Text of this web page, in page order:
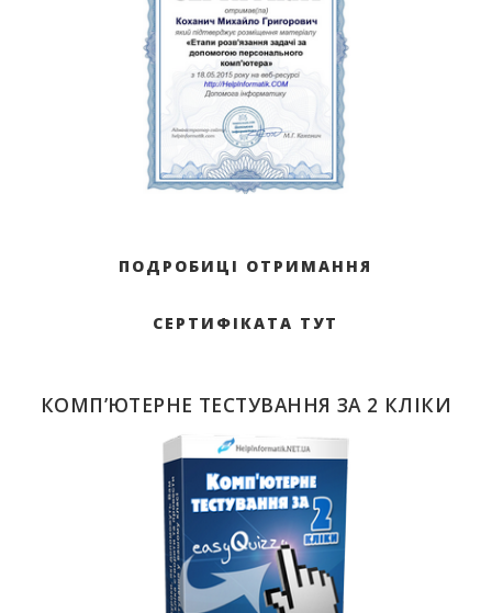
ПОДРОБИЦІ ОТРИМАННЯ
СЕРТИФІКАТА ТУТ
КОМП’ЮТЕРНЕ ТЕСТУВАННЯ ЗА 2 КЛІКИ